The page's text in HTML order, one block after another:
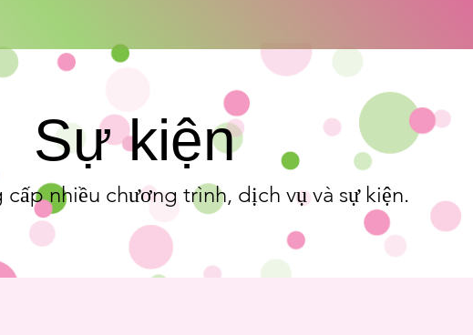
Sự kiện
nhiều chương trình, dịch vụ và sự kiện.